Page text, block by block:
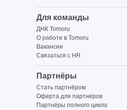
Для команды
ДНК Tomoru
О работе в Tomoru
Вакансии
Связаться с HR
Партнёры
Стать партнёром
Оферта для партнёров
Партнёры полного цикла